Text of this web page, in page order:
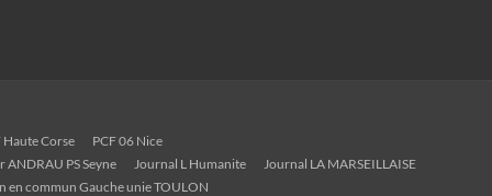
Haute Corse
PCF 06 Nice
ANDRAU PS Seyne Journal L Humanite
Journal LA MARSEILLAISE
en commun Gauche unie TOULON